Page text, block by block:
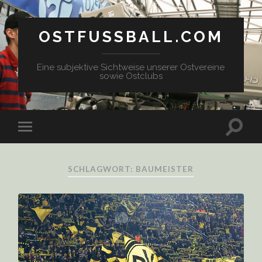
OSTFUSSBALL.COM
Eine subjektive Sichtweise unserer Ostvereine
sowie Ostclubs
SCHLAGWORT: BAUMEISTER